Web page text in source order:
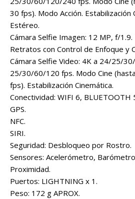
30 fps). Modo Acción. Estabilización
Estéreo.
Cámara Selfie Imagen: 12 MP, f/1.9.
Retratos con Control de Enfoque y
Cámara Selfie Video: 4K a 24/25/
25/30/60/120 fps. Modo Cine
fps). Estabilización Cinemática.
Conectividad: WIFI 6, BLUETOOTH
GPS.
NFC.
SIRI.
Seguridad: Desbloqueo por Rostro.
Sensores: Acelerómetro,
Proximidad.
Puertos: LIGHTNING x 1.
Peso: 172 g APROX.